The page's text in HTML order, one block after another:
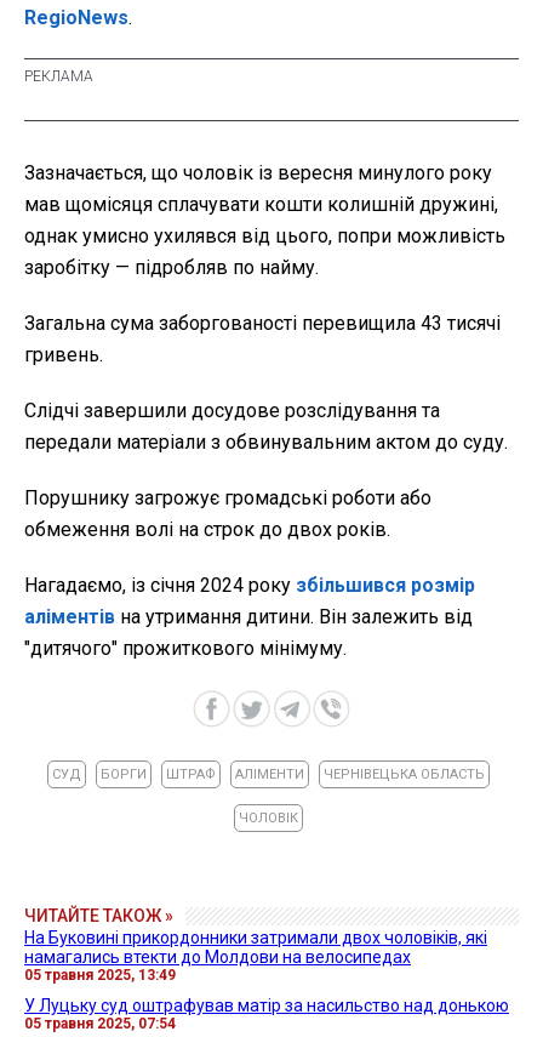
RegioNews.
Зазначається, що чоловік із вересня минулого року
мав щомісяця сплачувати кошти колишній дружині,
однак умисно ухилявся від цього, попри можливість
заробітку — підробляв по найму.
Загальна сума заборгованості перевищила 43 тисячі
гривень.
Слідчі завершили досудове розслідування та
передали матеріали з обвинувальним актом до суду.
Порушнику загрожує громадські роботи або
обмеження волі на строк до двох років.
Нагадаємо, із січня 2024 року збільшився розмір
аліментів на утримання дитини. Він залежить від
"дитячого" прожиткового мінімуму.
СУД БОРГИ ШТРАФ АЛІМЕНТИ ЧЕРНІВЕЦЬКА ОБЛАСТЬ
ЧОЛОВІК
ЧИТАЙТЕ ТАКОЖ »
На Буковині прикордонники затримали двох чоловіків, які
намагались втекти до Молдови на велосипедах
05 травня 2025, 13:49
У Луцьку суд оштрафував матір за насильство над донькою
05 травня 2025, 07:54